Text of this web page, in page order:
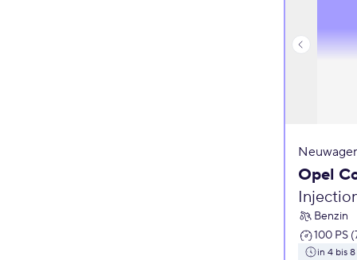
Opel
Benzin
100 PS
in 4 bis